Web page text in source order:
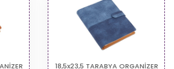
18,5x23,5 TARABYA ORGANİZER